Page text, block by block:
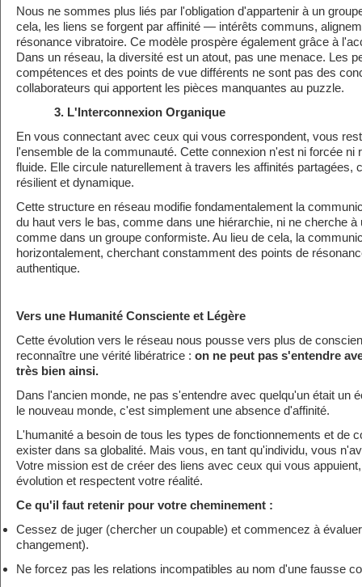
Nous ne sommes plus liés par l'obligation d'appartenir à un
cela, les liens se forgent par affinité — intérêts communs,
résonance vibratoire. Ce modèle prospère également grâce à
Dans un réseau, la diversité est un atout, pas une menace. Les
compétences et des points de vue différents ne sont pas des
collaborateurs qui apportent les pièces manquantes au puzzle.
3. L'Interconnexion Organique
En vous connectant avec ceux qui vous correspondent, vous
l'ensemble de la communauté. Cette connexion n'est ni forcée ni
fluide. Elle circule naturellement à travers les affinités partagées,
résilient et dynamique.
Cette structure en réseau modifie fondamentalement la
du haut vers le bas, comme dans une hiérarchie, ni ne cherche à
comme dans un groupe conformiste. Au lieu de cela, la
horizontalement, cherchant constamment des points de
authentique.
Vers une Humanité Consciente et Légère
Cette évolution vers le réseau nous pousse vers plus de
reconnaître une vérité libératrice : on ne peut pas s'entendre
très bien ainsi.
Dans l'ancien monde, ne pas s'entendre avec quelqu'un était un
le nouveau monde, c'est simplement une absence d'affinité.
L'humanité a besoin de tous les types de fonctionnements et de
exister dans sa globalité. Mais vous, en tant qu'individu, vous
Votre mission est de créer des liens avec ceux qui vous
évolution et respectent votre réalité.
Ce qu'il faut retenir pour votre cheminement :
Cessez de juger (chercher un coupable) et commencez à
changement).
Ne forcez pas les relations incompatibles au nom d'une fausse